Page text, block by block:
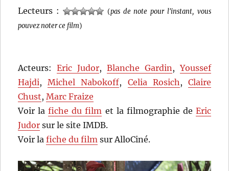
Lecteurs : (pas de note pour l'instant, vous
pouvez noter ce film)
Acteurs:Eric Judor, Blanche Gardin ,Youssef
Hajdi,Michel Nabokoff, Celia Rosich , Claire
Chust,Marc Fraize
Voir lafiche du film et la filmographie de Eric
Judor sur le site IMDB.
Voir lafiche du film sur AlloCiné.